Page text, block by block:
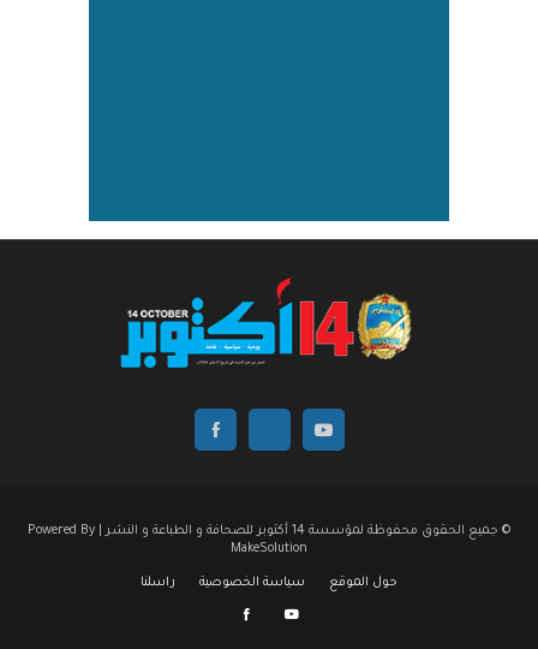
© جميع الحقوق محفوظة لمؤسسة 14 أكتوبر للصحافة و الطباعة و النشر | Powered By
MakeSolution
حول الموقع سياسة الخصوصية راسلنا